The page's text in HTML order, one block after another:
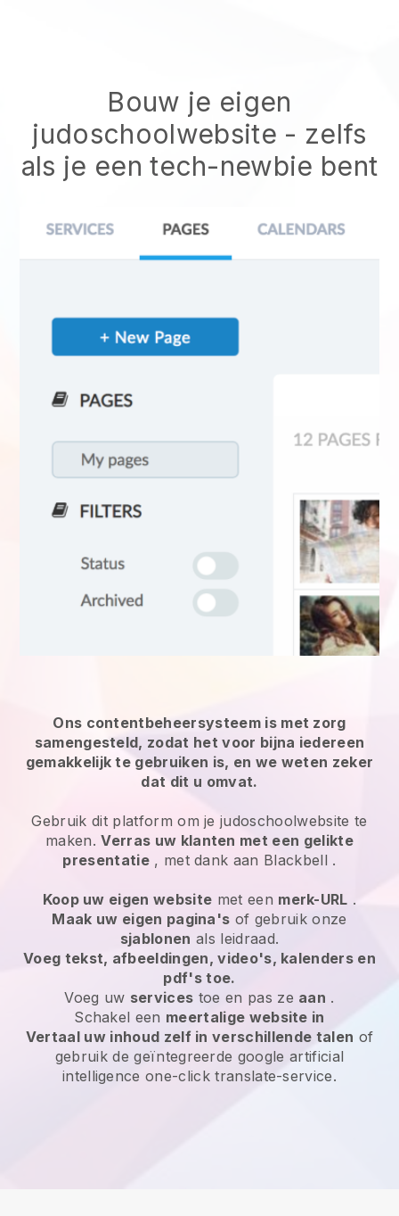
Bouw je eigen
judoschoolwebsite - zelfs
als je een tech-newbie bent
Ons contentbeheersysteem is met zorg
samengesteld, zodat het voor bijna iedereen
gemakkelijk te gebruiken is, en we weten zeker
dat dit u omvat.
Gebruik dit platform om je judoschoolwebsite te
maken. Verras uw klanten met een gelikte
presentatie, met dank aan Blackbell .
Koop uw eigen website met een merk-URL .
Maak uw eigen pagina's of gebruik onze
sjablonen als leidraad.
Voeg tekst, afbeeldingen, video's, kalenders en
pdf's toe.
Voeg uw services toe en pas ze aan .
Schakel een meertalige website in
Vertaal uw inhoud zelf in verschillende talen of
gebruik de geïntegreerde google artificial
intelligence one-click translate-service.